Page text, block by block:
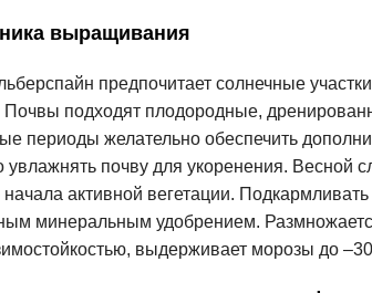
выращивания
предпочитает солнечные
Почвы подходят плодородные,
периоды желательно обеспечить
увлажнять почву для укоренения. Весной
начала активной вегетации.
минеральным удобрением.
выдерживает морозы до